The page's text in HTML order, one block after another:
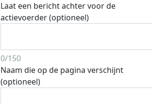
Laat een bericht achter voor de
actievoerder (optioneel)
0/150
Naam die op de pagina verschijnt
(optioneel)